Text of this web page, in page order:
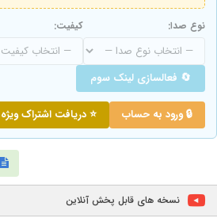
نوع صدا: کیفیت:
🔄 فعالسازی لینک سوم
🔒 ورود به حساب ⭐ دریافت اشتراک ویژه
نسخه های قابل پخش آنلاین